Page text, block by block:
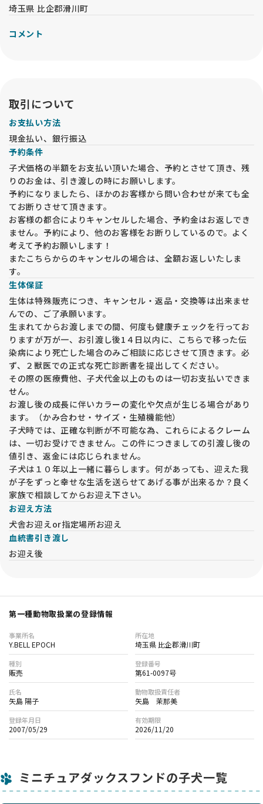
埼玉県 比企郡滑川町
コメント
取引について
お支払い方法
現金払い、銀行振込
予約条件
子犬価格の半額をお支払い頂いた場合、予約とさせて頂き、残
りのお金は、引き渡しの時にお願いします。
予約になりましたら、ほかのお客様から問い合わせが来ても全
てお断りさせて頂きます。
お客様の都合によりキャンセルした場合、予約金はお返しでき
ません。予約により、他のお客様をお断りしているので。よく
考えて予約お願いします！
またこちらからのキャンセルの場合は、全額お返しいたしま
す。
生体保証
生体は特殊販売につき、キャンセル・返品・交換等は出来ませ
んでの、ご了承願います。
生まれてからお渡しまでの間、何度も健康チェックを行ってお
りますが万が一、お引渡し後1４日以内に、こちらで移った伝
染病により死亡した場合のみご相談に応じさせて頂きます。必
ず、２獣医での正式な死亡診断書を提出してください。
その際の医療費他、子犬代金以上のものは一切お支払いできま
せん。
お渡し後の成長に伴いカラーの変化や欠点が生じる場合があり
ます。（かみ合わせ・サイズ・生殖機能他）
子犬時では、正確な判断が不可能な為、これらによるクレーム
は、一切お受けできません。この件につきましての引渡し後の
値引き、返金には応じられません。
子犬は１０年以上一緒に暮らします。何があっても、迎えた我
が子をずっと幸せな生活を送らせてあげる事が出来るか？良く
家族で相談してからお迎え下さい。
お迎え方法
犬舎お迎えor指定場所お迎え
血統書引き渡し
お迎え後
第一種動物取扱業の登録情報
事業所名
Y.BELL EPOCH
所在地
埼玉県 比企郡滑川町
種別
販売
登録番号
第61-0097号
氏名
矢島 陽子
動物取扱責任者
矢島 茉那美
登録年月日
2007/05/29
有効期限
2026/11/20
ミニチュアダックスフンドの子犬一覧